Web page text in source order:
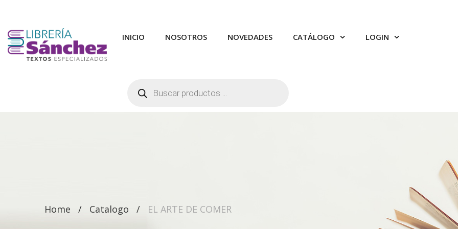
INICIO NOSOTROS NOVEDADES CATÁLOGO LOGIN
productos
Home Catalogo EL ARTE DE COMER